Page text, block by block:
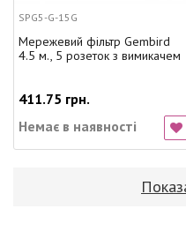
SPG5-G-15G
Мережевий фільтр Gembird
4.5 м., 5 розеток з вимикачем
411.75 грн.
Немає в наявності